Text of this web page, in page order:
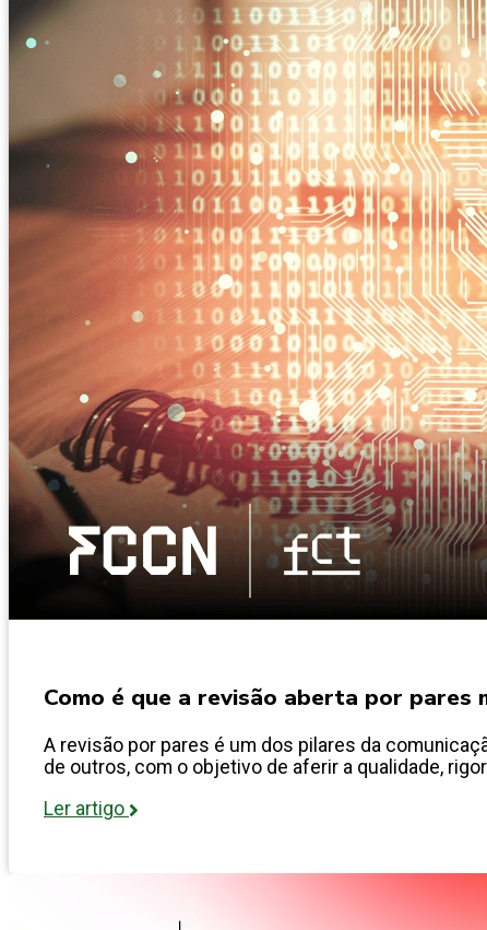
Como é que a revisão aberta por pares
A revisão por pares é um dos pilares da
de outros, com o objetivo de aferir a qualidade,
Ler artigo